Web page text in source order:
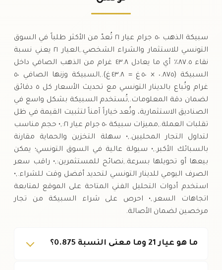
سبيكة الذهب ٥٠ جرام عيار ٢١ تُعدّ من الأكثر طلباً في السوق
التونسي للاستثمار والشراء الشخصي.,العيار ٢١ يعني نسبة
نقاء ٨٧.٥٪ أي ما يعادل ٤٣.٨ غرام من الذهب الصافي داخل
السبيكة (٠.٨٧٥ × ٥٠ غ = ٤٣.٨ غ).,السبيكة وزنها الصافي ٥٠
غرام وتُباع بالدينار التونسي مع تحديث الأسعار كل ٥ دقائق
لضمان دقة المعلومات.,تُستخدم السبيكة بشكل واسع في
الصناديق الاستثمارية، وتُعد خياراً آمناً لتثبيت القيمة في ظل
تقلبات العملة.,مميزات سبيكة ٥٠ جرام عيار ٢١:,• حجم مناسب
لتداول التجار المحليين.,• سهلة التخزين والحماية مقارنة
بالسبائك الأكبر.,• سيولة عالية في السوق التونسي؛ يمكن
بيعها أو تحويلها بسرعة.,نصائح للمستثمرين:,• راقب سعر
الصرف اليومي للدينار التونسي لتحديد أفضل وقت للشراء.,•
استخدم أدوات التحليل الفني المتاحة على الموقع لمتابعة
اتجاهات السعر.,• احرص على شراء السبيكة من تجار
مرخصين لضمان الأصالة.
ما هو عيار 21 وما معنى النسبة 0.875؟